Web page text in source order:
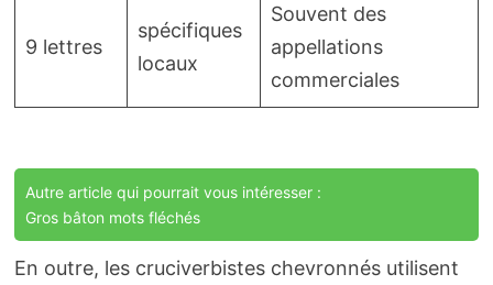
9 lettres
spécifiques
locaux
Souvent des
appellations
commerciales
Autre article qui pourrait vous intéresser :
Gros bâton mots fléchés
En outre, les cruciverbistes chevronnés utilisent